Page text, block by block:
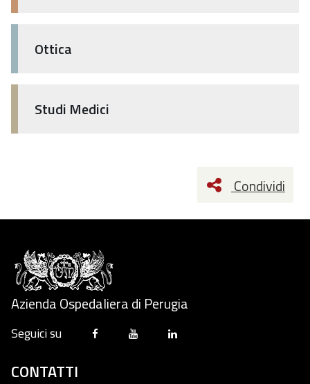
Ottica
Studi Medici
Condividi
Azienda Ospedaliera di Perugia
Seguici su
CONTATTI